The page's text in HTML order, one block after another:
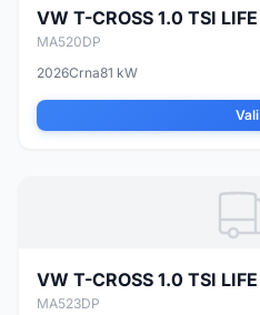
VW T-CROSS 1.0 TSI
MA520DP
2026Crna81 kW
VW T-CROSS 1.0 TSI
MA523DP